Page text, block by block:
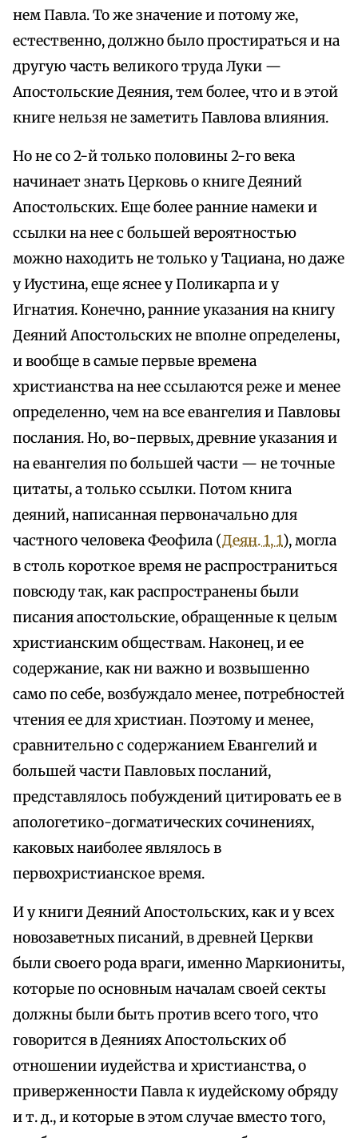
нем Павла. То же значение и потому же,
естественно, должно было простираться и на
другую часть великого труда Луки —
Апостольские Деяния, тем более, что и в этой
книге нельзя не заметить Павлова влияния.
Но не со 2-й только половины 2-го века
начинает знать Церковь о книге Деяний
Апостольских. Еще более ранние намеки и
ссылки на нее с большей вероятностью
можно находить не только у Тациана, но даже
у Иустина, еще яснее у Поликарпа и у
Игнатия. Конечно, ранние указания на книгу
Деяний Апостольских не вполне определены,
и вообще в самые первые времена
христианства на нее ссылаются реже и менее
определенно, чем на все евангелия и Павловы
послания. Но, во-первых, древние указания и
на евангелия по большей части — не точные
цитаты, а только ссылки. Потом книга
деяний, написанная первоначально для
частного человека Феофила (Деян. 1, 1), могла
в столь короткое время не распространиться
повсюду так, как распространены были
писания апостольские, обращенные к целым
христианским обществам. Наконец, и ее
содержание, как ни важно и возвышенно
само по себе, возбуждало менее, потребностей
чтения ее для христиан. Поэтому и менее,
сравнительно с содержанием Евангелий и
большей части Павловых посланий,
представлялось побуждений цитировать ее в
апологетико-догматических сочинениях,
каковых наиболее являлось в
первохристианское время.
И у книги Деяний Апостольских, как и у всех
новозаветных писаний, в древней Церкви
были своего рода враги, именно Маркиониты,
которые по основным началам своей секты
должны были быть против всего того, что
говорится в Деяниях Апостольских об
отношении иудейства и христианства, о
приверженности Павла к иудейскому обряду
и т. д., и которые в этом случае вместо того,